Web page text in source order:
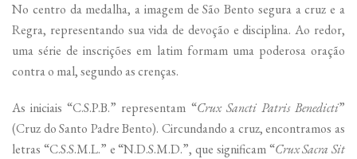
No centro da medalha, a imagem de São Bento segura a cruz e a
Regra, representando sua vida de devoção e disciplina. Ao redor,
uma série de inscrições em latim formam uma poderosa oração
contra o mal, segundo as crenças.
As iniciais “C.S.P.B.” representam “Crux Sancti Patris Benedicti”
(Cruz do Santo Padre Bento). Circundando a cruz, encontramos as
letras “C.S.S.M.L.” e “N.D.S.M.D.”, que significam “Crux Sacra Sit